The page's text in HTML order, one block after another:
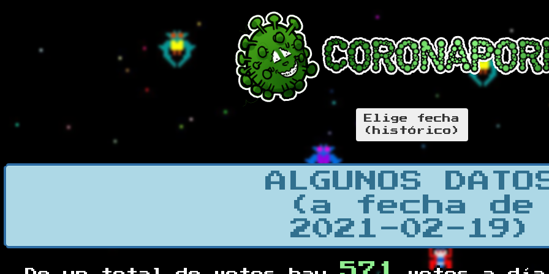
Elige fecha
(histórico)
ALGUNOS
(a fecha de
2021-02-19)